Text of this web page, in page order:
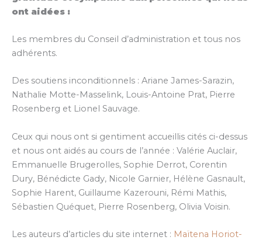
ont aidées :
Les membres du Conseil d’administration et tous nos
adhérents.
Des soutiens inconditionnels : Ariane James-Sarazin,
Nathalie Motte-Masselink, Louis-Antoine Prat, Pierre
Rosenberg et Lionel Sauvage.
Ceux qui nous ont si gentiment accueillis cités ci-dessus
et nous ont aidés au cours de l’année : Valérie Auclair,
Emmanuelle Brugerolles, Sophie Derrot, Corentin
Dury, Bénédicte Gady, Nicole Garnier, Hélène Gasnault,
Sophie Harent, Guillaume Kazerouni, Rémi Mathis,
Sébastien Quéquet, Pierre Rosenberg, Olivia Voisin.
Les auteurs d’articles du site internet : Maïtena Horiot-